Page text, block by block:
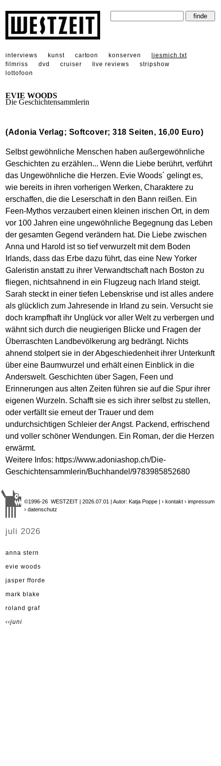
interviews kunst cartoon konserven
liesmich.txt
filmriss
dvd cruiser live reviews
stripshow
lottofoon
EVIE WOODS
Die Geschichtensammlerin
(Adonia Verlag; Softcover; 318 Seiten, 16,00 Euro)
Selbst gewöhnliche Menschen haben außergewöhnliche
Geschichten zu erzählen... Wenn die Liebe berührt, verführt
das Ungewöhnliche die Herzen. Evie Woods´ gelingt es,
wie bereits in ihren vorherigen Werken, Charaktere zu
erschaffen, die die Leserschaft in den Bann reißen. Ein
Feen-Mythos verzaubert einen kleinen irischen Ort, in dem
vor 100 Jahren eine ungewöhnliche Begegnung das Leben
der gesamten Gegend verändern hat. Die Liebe zwischen
Anna und Harold ist so tief verwurzelt mit dem Boden
Irlands, dass das Erbe dazu führt, das eine New Yorker
Galeristin anstatt zu ihrer Verwandtschaft nach Boston zu
fliegen, nichtsahnend in ein Flugzeug nach Irland steigt.
Sarah steckt in einer tiefen Lebenskrise und ist alles andere
als glücklich zum Jahresende in Irland zu sein. Versucht sie
doch krampfhaft ihr Unglück vor aller Welt zu verbergen und
wähnt sich durch die neugierigen Blicke und Fragen der
Überraschten Landbevölkerung arg bedrängt. Nichts
ahnend stolpert sie in der Abgeschiedenheit ihrer Unterkunft
über eine Baumwurzel und erhält einen Einblick in die
Anderswelt. Geschichten über Sagen, Feen und
Erinnerungen aus alten Zeiten führen sie auf die Spur ihrer
eigenen Wurzeln. Schafft sie es sich ihrer selbst zu stellen,
oder verfällt sie erneut der Trauer und dem
undurchsichtigen Schleier der Angst. Packend, erfrischend
und voller schöner Wendungen. Ein Roman, der die Herzen
erwärmt.
Weitere Infos: https://www.adoniashop.ch/Die-
Geschichtensammlerin/Buchhandel/9783985852680
©1996-26 WESTZEIT | 2026.07.01 | Autor: Katja Poppe |› kontakt › impressum
› datenschutz
juli 2026
anna stern
evie woods
jasper fforde
mark blake
roland graf
‹‹juni